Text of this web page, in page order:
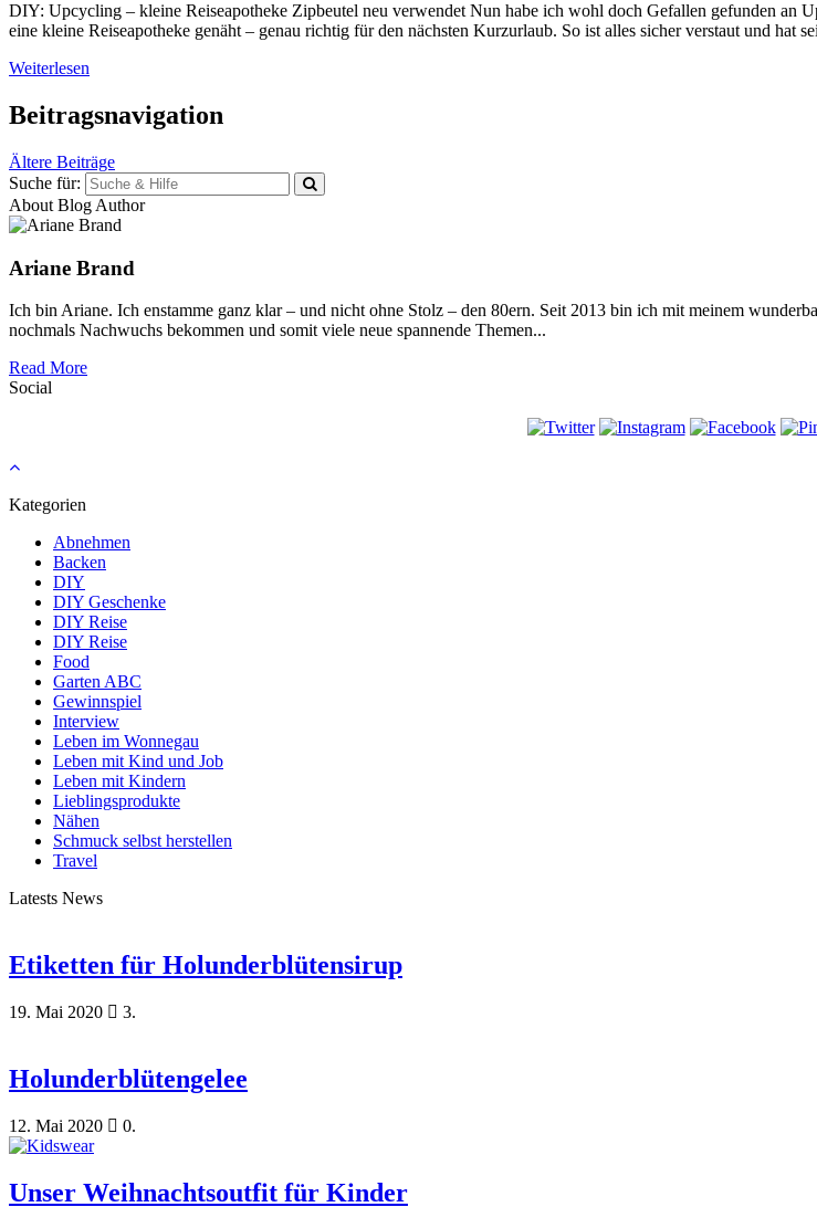
DIY: Upcycling – kleine Reiseapotheke Zipbeutel neu verwendet Nun habe ich wohl doch Gefallen gefunden an
eine kleine Reiseapotheke genäht – genau richtig für den nächsten Kurzurlaub. So ist alles sicher verstaut und
Weiterlesen
Beitragsnavigation
Ältere Beiträge
Suche für:
About Blog Author
Ariane Brand
Ich bin Ariane. Ich enstamme ganz klar – und nicht ohne Stolz – den 80ern. Seit 2013 bin ich mit meinem
nochmals Nachwuchs bekommen und somit viele neue spannende Themen...
Read More
Social
Kategorien
Abnehmen
Backen
DIY
DIY Geschenke
DIY Reise
DIY Reise
Food
Garten ABC
Gewinnspiel
Interview
Leben im Wonnegau
Leben mit Kind und Job
Leben mit Kindern
Lieblingsprodukte
Nähen
Schmuck selbst herstellen
Travel
Latests News
Etiketten für Holunderblütensirup
19. Mai 2020 3.
Holunderblütengelee
12. Mai 2020 0.
Unser Weihnachtsoutfit für Kinder